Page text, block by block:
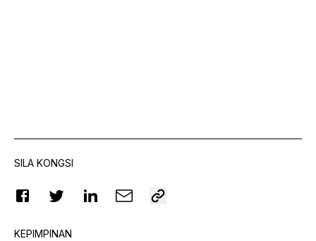
SILA KONGSI
KEPIMPINAN